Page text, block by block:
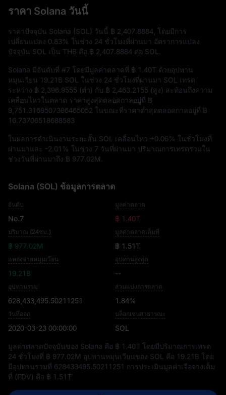
ราคา Solana วันนี้
ราคาปัจจุบัน Solana (SOL) วันนี้ ฿ 2,407.8884 , โดยมีการ
เปลี่ยนแปลง 0.83% ในช่วง 24 ชั่วโมงที่ผ่านมา อัตราการแปลง
ปัจจุบัน SOL เป็น THB คือ ฿ 2,407.8884 ต่อ SOL.
Solana มีอันดับที่ #7 โดยมีมูลค่าตลาดที่ ฿ 1.40T ด้วยอุปทาน
หมุนเวียน 19.21B SOL
ในช่วง 24 ชั่วโมงที่ผ่านมา SOL เทรด
ระหว่าง ฿ 2,396.9555 (ต่ำ) กับ ฿ 2,463.2155 (สูง) สะท้อนถึงความ
เคลื่อนไหวในตลาด ราคาสูงสุดตลอดกาลอยู่ที่ ฿
9,751.3168507386465052 ในขณะที่ราคาต่ำสุดตลอดกาลอยู่ที่ ฿
16.73706518688583
ในผลการดำเนินงานระยะสั้น SOL เคลื่อนไหว +0.06% ในชั่วโมงที่
ผ่านมาและ -2.01% ในช่วง 7 วันที่ผ่านมา ปริมาณการเทรดรวมใน
ช่วงวันที่ผ่านมาถึง ฿ 977.02M
Solana (SOL) ข้อมูลการตลาด
อันดับ
No.7
มูลค่าตลาด
฿ 1.40T
ปริมาณ (24ชม.)
฿ 977.02M
มูลค่าตลาดเต็มที่
฿ 1.51T
แหล่งจ่ายหมุนเวียน
19.21B
อุปทานสูงสุด
--
อุปทานรวม
628,433,495.50211251
ส่วนแบ่งการตลาด
1.84%
วันที่ออก
2020-03-23 00:00:00
บล็อกเชนสาธารณะ
SOL
มูลค่าตลาดปัจจุบันของ Solana คือ ฿ 1.40T โดยมีปริมาณการเทรด
24 ชั่วโมงที่ ฿ 977.02M อุปทานหมุนเวียนของ SOL คือ 19.21B โดย
มีอุปทานรวมที่ 628433495.50211251 การประเมินมูลค่าเจือจางเต็ม
ที่ (FDV) คือ ฿ 1.51T